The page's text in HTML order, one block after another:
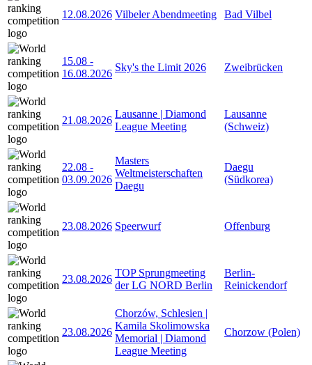
12.08.2026 Vilbeler Abendmeeting Bad Vilbel
15.08 -
16.08.2026
Sky's the Limit 2026 Zweibrücken
21.08.2026
Lausanne | Diamond
League Meeting
Lausanne
(Schweiz)
22.08 -
03.09.2026
Masters
Weltmeisterschaften
Daegu
Daegu
(Südkorea)
23.08.2026 Speerwurf Offenburg
23.08.2026
TOP Sprungmeeting
der LG NORD Berlin
Berlin-
Reinickendorf
23.08.2026
Chorzów, Schlesien |
Kamila Skolimowska
Memorial | Diamond
League Meeting
Chorzow (Polen)